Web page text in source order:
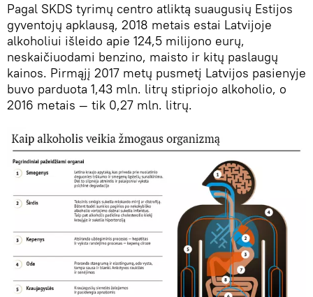
Pagal SKDS tyrimų centro atliktą suaugusių Estijos
gyventojų apklausą, 2018 metais estai Latvijoje
alkoholiui išleido apie 124,5 milijono eurų,
neskaičiuodami benzino, maisto ir kitų paslaugų
kainos. Pirmąjį 2017 metų pusmetį Latvijos pasienyje
buvo parduota 1,43 mln. litrų stipriojo alkoholio, o
2016 metais — tik 0,27 mln. litrų.